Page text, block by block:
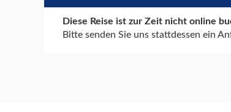
Diese Reise ist zur Zeit nicht online
Bitte senden Sie uns stattdessen ein